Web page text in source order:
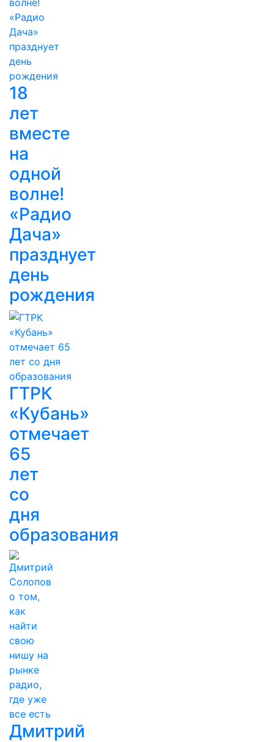
18
лет
вместе
на
одной
волне!
«Радио
Дача»
празднует
день
рождения
ГТРК
«Кубань»
отмечает
65
лет
со
дня
образования
Дмитрий